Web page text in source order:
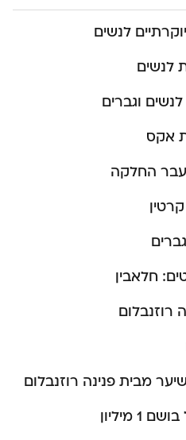
לנשים
לנשים
וגברים
אקס
החלקה
חלאבין
רוזנבלום
מבית פנינה רוזנבלום